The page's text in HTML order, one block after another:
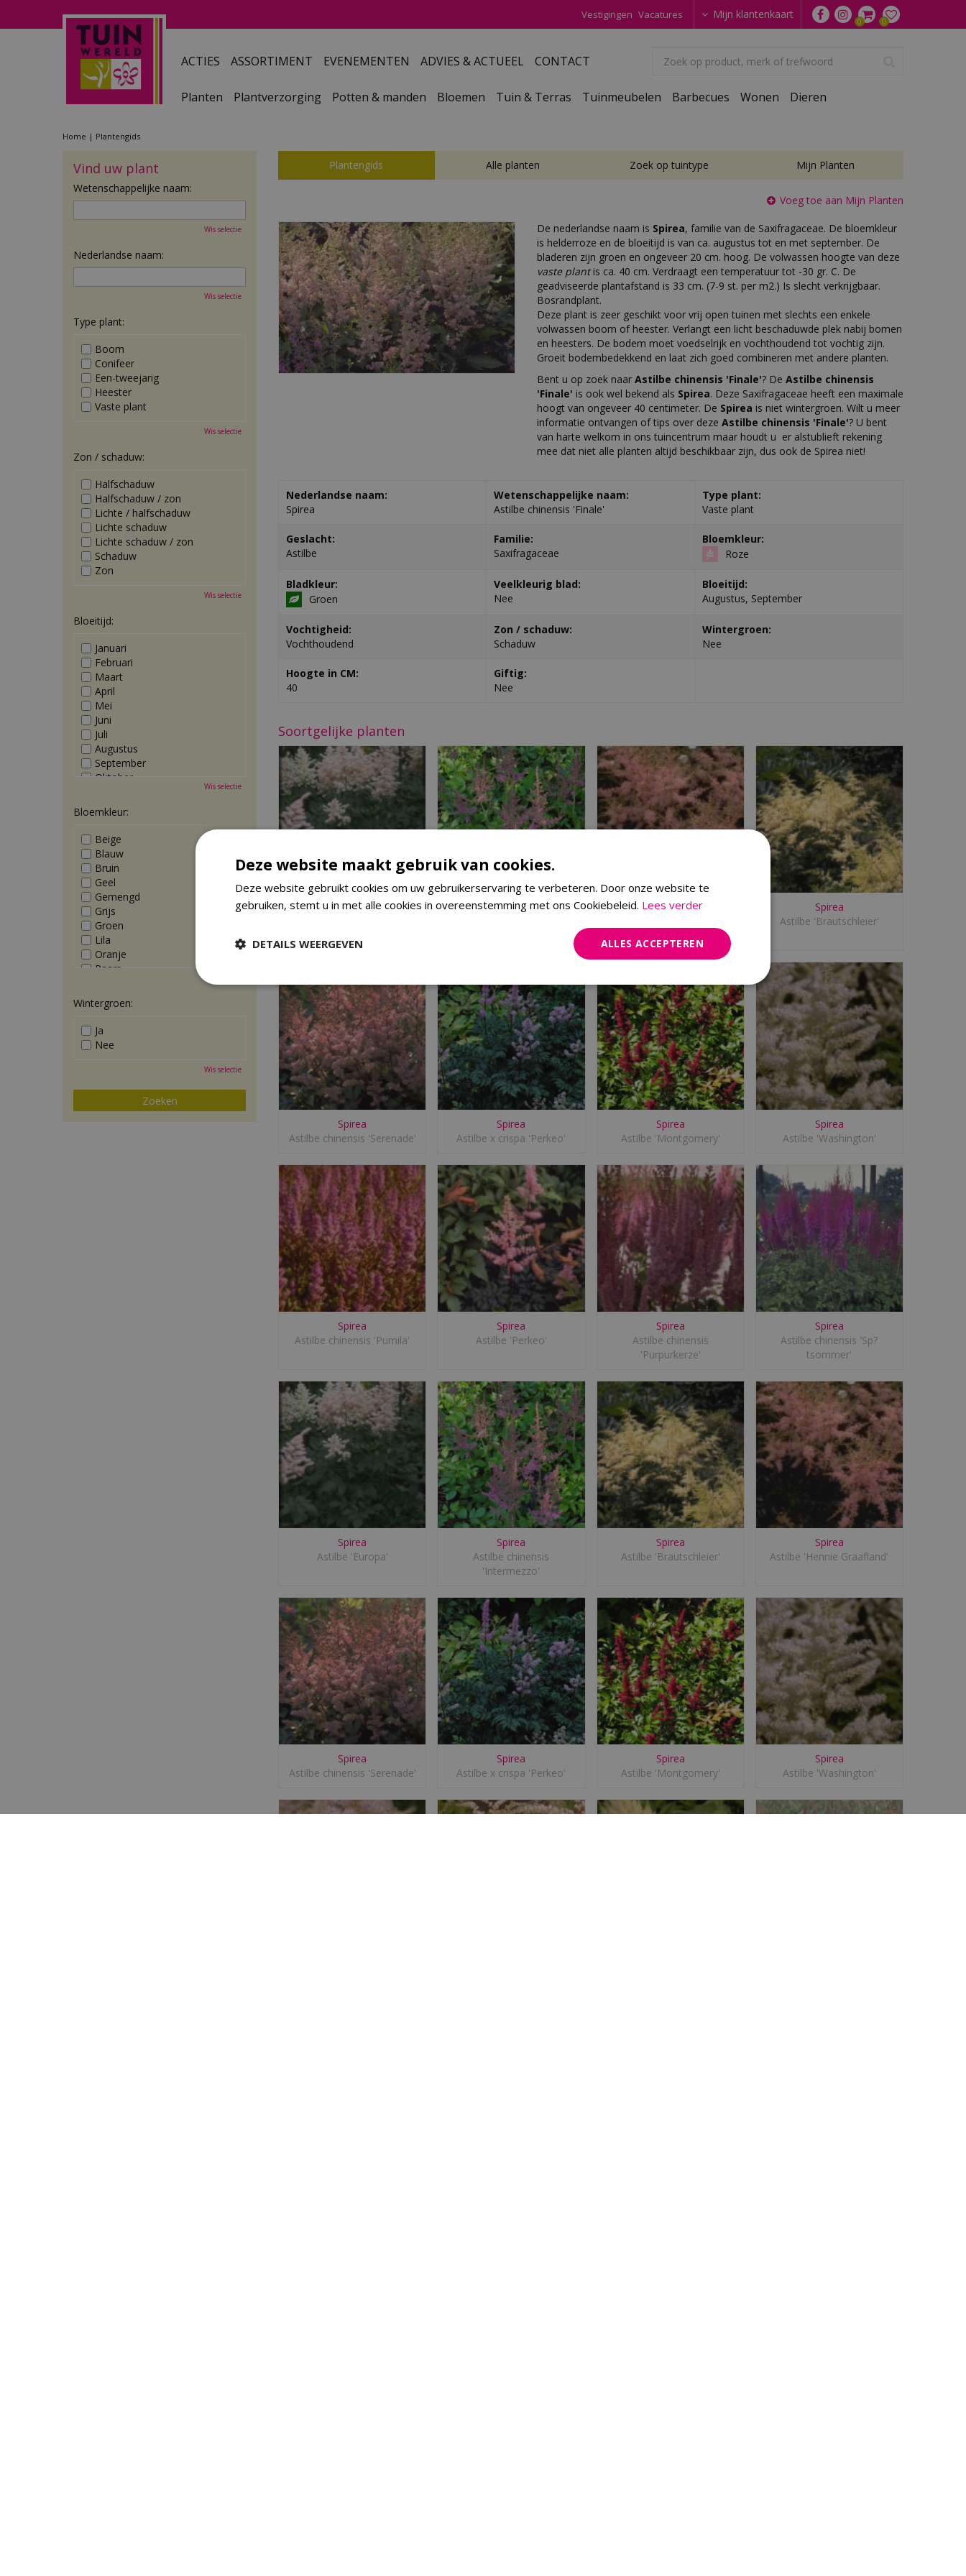
Home Plantengids
Vestigingen Vacatures Mijn klantenkaart
ACTIES ASSORTIMENT EVENEMENTEN ADVIES & ACTUEEL CONTACT
Planten Plantverzorging Potten & manden Bloemen Tuin & Terras Tuinmeubelen Barbecues Wonen Dieren
Plantengids Alle planten Zoek op tuintype Mijn Planten
Voeg toe aan Mijn Planten
De nederlandse naam is Spirea, familie van de Saxifragaceae. De bloemkleur
is helderroze en de bloeitijd is van ca. augustus tot en met september. De
bladeren zijn groen en ongeveer 20 cm. hoog. De volwassen hoogte van deze
vaste plantis ca. 40 cm. Verdraagt een temperatuur tot -30 gr. C. De
geadviseerde plantafstand is 33 cm. (7-9 st. per m2.) Is slecht verkrijgbaar.
Bosrandplant.
Deze plant is zeer geschikt voor vrij open tuinen met slechts een enkele
volwassen boom of heester. Verlangt een licht beschaduwde plek nabij bomen
en heesters. De bodem moet voedselrijk en vochthoudend tot vochtig zijn.
Groeit bodembedekkend en laat zich goed combineren met andere planten.
Bent u op zoek naar Astilbe chinensis 'Finale'? De Astilbe chinensis
'Finale' is ook wel bekend als Spirea. Deze Saxifragaceae heeft een maximale
hoogt van ongeveer 40 centimeter. De Spirea is niet wintergroen. Wilt u meer
informatie ontvangen of tips over deze Astilbe chinensis 'Finale'? U bent
van harte welkom in ons tuincentrum maar houdt u er alstublieft rekening
mee dat niet alle planten altijd beschikbaar zijn, dus ook de Spirea niet!
Nederlandse naam:
Spirea
Wetenschappelijke naam:
Astilbe chinensis 'Finale'
Type plant:
Vaste plant
Geslacht:
Astilbe
Familie:
Saxifragaceae
Bloemkleur:
Roze
Bladkleur:
Groen
Veelkleurig blad:
Nee
Bloeitijd:
Augustus, September
Vochtigheid:
Vochthoudend
Zon / schaduw:
Schaduw
Wintergroen:
Nee
Hoogte in CM:
40
Giftig:
Nee
Soortgelijke planten
Spirea
Spirea
Spirea
Spirea
Astilbe 'Brautschleier'
Spirea
Astilbe chinensis 'Serenade'
Spirea
Astilbe x crispa 'Perkeo'
Spirea
Astilbe 'Montgomery'
Spirea
Astilbe 'Washington'
Spirea
Astilbe chinensis 'Pumila'
Spirea
Astilbe 'Perkeo'
Spirea
Astilbe chinensis
'Purpurkerze'
Spirea
Astilbe chinensis 'Sp?
tsommer'
Spirea
Astilbe 'Europa'
Spirea
Astilbe chinensis
'Intermezzo'
Spirea
Astilbe 'Brautschleier'
Spirea
Astilbe 'Hennie Graafland'
Spirea
Astilbe chinensis 'Serenade'
Spirea
Astilbe x crispa 'Perkeo'
Spirea
Astilbe 'Montgomery'
Spirea
Astilbe 'Washington'
Vind uw plant
Wetenschappelijke naam:
Wis selectie
Nederlandse naam:
Wis selectie
Type plant:
Boom
Conifeer
Een-tweejarig
Heester
Vaste plant
Wis selectie
Zon / schaduw:
Halfschaduw
Halfschaduw / zon
Lichte / halfschaduw
Lichte schaduw
Lichte schaduw / zon
Schaduw
Zon
Wis selectie
Bloeitijd:
Januari
Februari
Maart
April
Mei
Juni
Juli
Augustus
September
Oktober
December
Wis selectie
Bloemkleur:
Beige
Blauw
Bruin
Geel
Gemengd
Grijs
Groen
Lila
Oranje
Paars
Wit
Zwart
Wintergroen:
Ja
Nee
Wis selectie
Deze website maakt gebruik van cookies.
Deze website gebruikt cookies om uw gebruikerservaring te verbeteren. Door onze website te
gebruiken, stemt u in met alle cookies in overeenstemming met ons Cookiebeleid. Lees verder
ALLES ACCEPTEREN
DETAILS WEERGEVEN